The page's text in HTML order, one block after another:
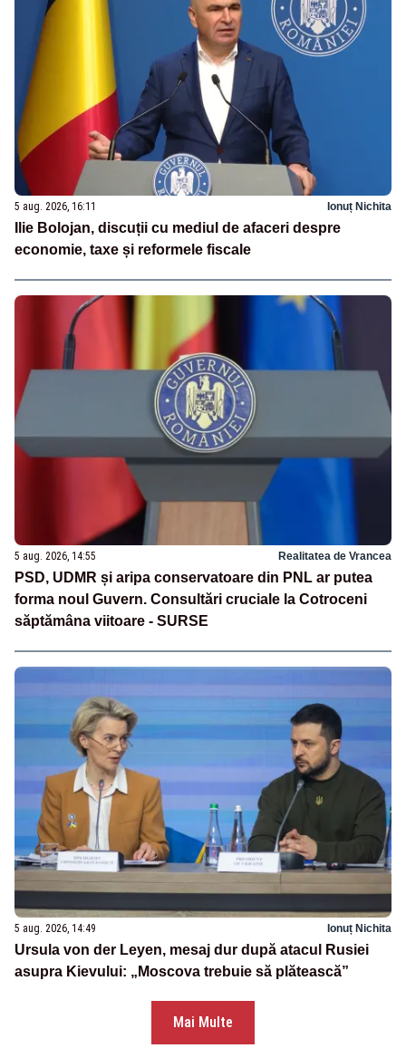
5 aug. 2026, 16:11 Ionuț Nichita
Ilie Bolojan, discuții cu mediul de afaceri despre
economie, taxe și reformele fiscale
5 aug. 2026, 14:55 Realitatea de Vrancea
PSD, UDMR și aripa conservatoare din PNL ar putea
forma noul Guvern. Consultări cruciale la Cotroceni
săptămâna viitoare - SURSE
5 aug. 2026, 14:49 Ionuț Nichita
Ursula von der Leyen, mesaj dur după atacul Rusiei
asupra Kievului: „Moscova trebuie să plătească”
Mai Multe